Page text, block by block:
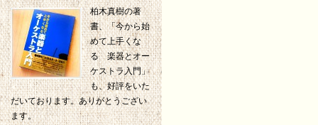
柏木真樹の著
書、「今から始
めて上手くな
る 楽器とオー
ケストラ入門」
も、好評をいた
だいております。ありがとうござい
ます。